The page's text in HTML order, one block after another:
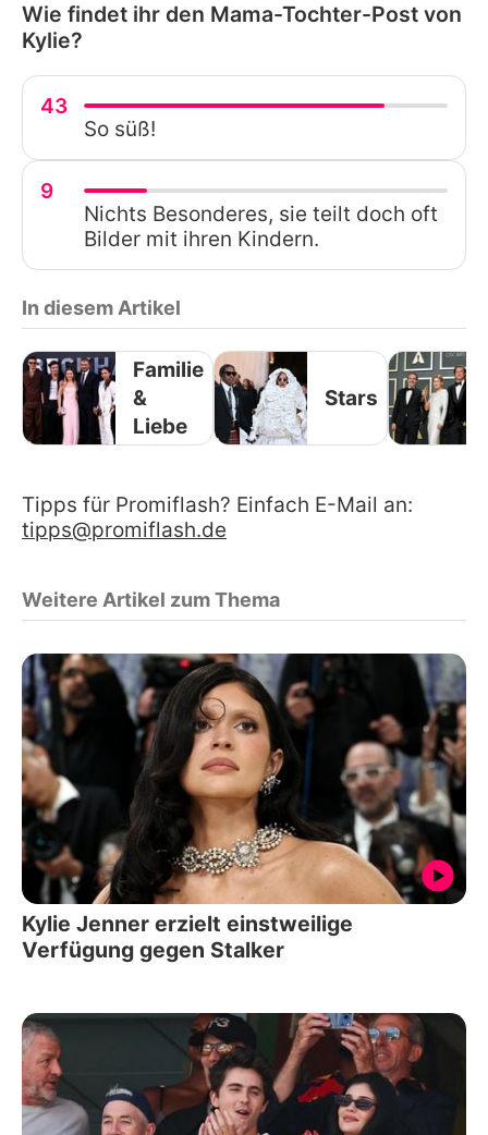
Wie findet ihr den Mama-Tochter-Post von
Kylie?
43
So süß!
9
Nichts Besonderes, sie teilt doch oft
Bilder mit ihren Kindern.
In diesem Artikel
Familie
&
Liebe
Stars
Tipps für Promiflash? Einfach E-Mail an:
tipps@promiflash.de
Weitere Artikel zum Thema
Kylie Jenner erzielt einstweilige
Verfügung gegen Stalker